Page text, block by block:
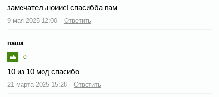
замечательноиие! спасибба вам
9 мая 2025 12:00 Ответить
паша
0
10 из 10 мод спасибо
21 марта 2025 15:28 Ответить